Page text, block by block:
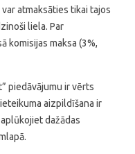
atmaksāties tikai tajos
liela. Par
komisijas maksa (3%,
piedāvājumu ir vērts
aizpildīšana ir
dažādas